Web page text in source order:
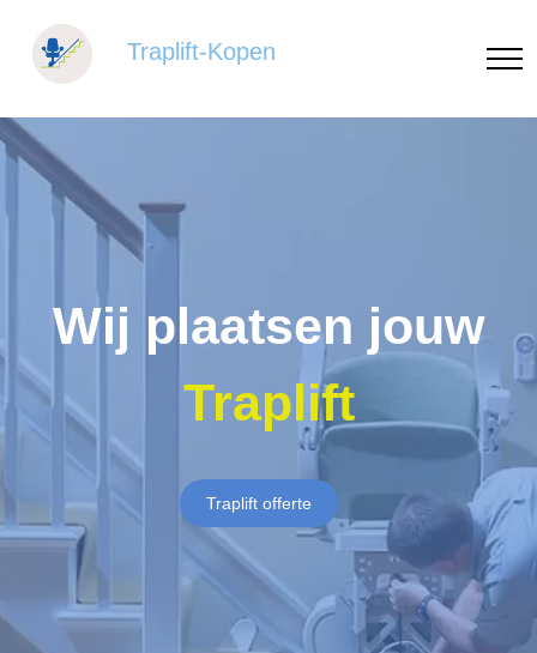
Traplift-Kopen
Wij plaatsen jouw
Traplift
Traplift offerte